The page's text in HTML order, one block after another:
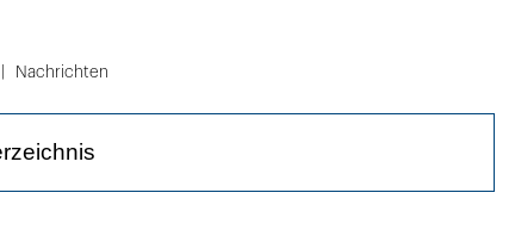
Nachrichten